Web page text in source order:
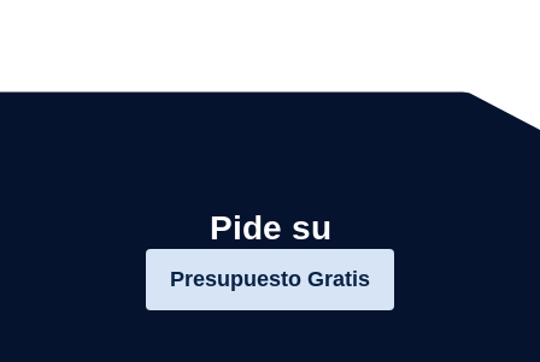
Pide su
Presupuesto Gratis